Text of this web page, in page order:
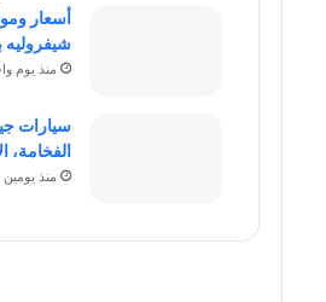
أسعار
شيفروليه
منذ يوم
سيارات
الفخامة،
منذ يومين